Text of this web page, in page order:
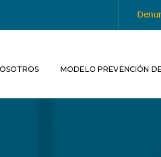
MODELO PREVENCIÓN